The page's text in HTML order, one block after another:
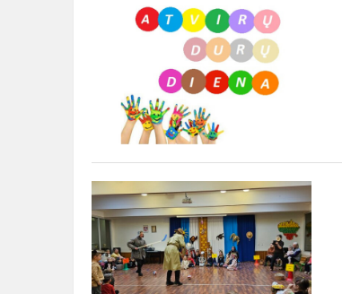
Būsimų
Vaduvos
ugdytinių
tėvelių
dėmesiui...
Žiema,
žiema,
bėk
iš
kiemo!